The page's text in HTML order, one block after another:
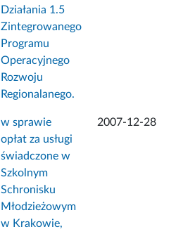
Działania 1.5
Zintegrowanego
Programu
Operacyjnego
Rozwoju
Regionalanego.
w sprawie
opłat za usługi
świadczone w
Szkolnym
Schronisku
Młodzieżowym
w Krakowie,
2007-12-28